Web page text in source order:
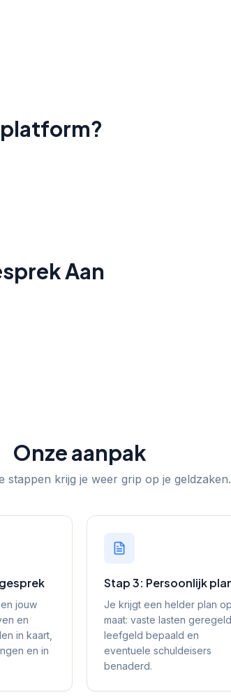
Aan
Onze aanpak
stappen krijg je weer grip op je geldzaken.
jouw
en
in kaart,
en in
Stap 3: Persoonlijk
Je krijgt een helder plan op
maat: vaste lasten geregeld,
leefgeld bepaald en
eventuele schuldeisers
benaderd.